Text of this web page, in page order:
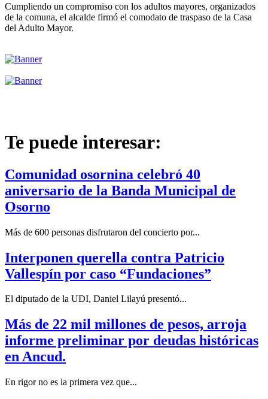
Cumpliendo un compromiso con los adultos mayores, organizados
de la comuna, el alcalde firmó el comodato de traspaso de la Casa
del Adulto Mayor.
Te puede interesar:
Comunidad osornina celebró 40
aniversario de la Banda Municipal de
Osorno
Más de 600 personas disfrutaron del concierto por...
Interponen querella contra Patricio
Vallespín por caso “Fundaciones”
El diputado de la UDI, Daniel Lilayú presentó...
Más de 22 mil millones de pesos, arroja
informe preliminar por deudas históricas
en Ancud.
En rigor no es la primera vez que...